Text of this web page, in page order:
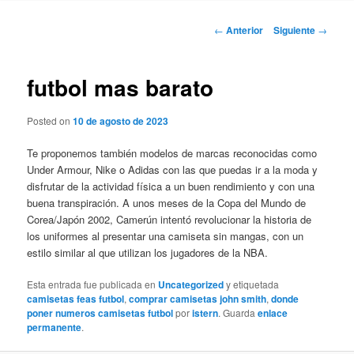
Navegación
← Anterior Siguiente →
futbol mas barato
Posted on10 de agosto de 2023
Te proponemos también modelos de marcas reconocidas como
Under Armour, Nike o Adidas con las que puedas ir a la moda y
disfrutar de la actividad física a un buen rendimiento y con una
buena transpiración. A unos meses de la Copa del Mundo de
Corea/Japón 2002, Camerún intentó revolucionar la historia de
los uniformes al presentar una camiseta sin mangas, con un
estilo similar al que utilizan los jugadores de la NBA.
Esta entrada fue publicada en Uncategorizedy etiquetada
camisetas feas futbol,comprar camisetas john smith,donde
poner numeros camisetas futbolporistern. Guardaenlace
permanente.